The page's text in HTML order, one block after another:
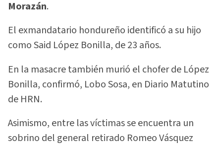
Morazán.
El exmandatario hondureño identificó a su hijo
como Said López Bonilla, de 23 años.
En la masacre también murió el chofer de López
Bonilla, confirmó, Lobo Sosa, en Diario Matutino
de HRN.
Asimismo, entre las víctimas se encuentra un
sobrino del general retirado Romeo Vásquez